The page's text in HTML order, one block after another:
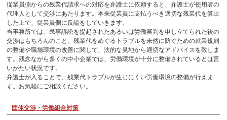
従業員側からの残業代請求への対応を弁護士に依頼すると、弁護士が使用者の
代理人として交渉にあたります。本来従業員に支払うべき適切な残業代を算出
した上で、従業員側に反論をしていきます。
当事務所では、民事訴訟を提起されたあるいは労働審判を申し立てられた後の
交渉はもちろんのこと、残業代をめぐるトラブルを未然に防ぐための就業規則
の整備や職場環境の改善に関して、法的な見地から適切なアドバイスを致しま
す。残念ながら多くの中小企業では、労働環境が十分に整備されているとは言
いがたい状況です。
弁護士が入ることで、残業代トラブルが生じにくい労働環境の整備が行えま
す。お気軽にご相談ください。
団体交渉・労働組合対策